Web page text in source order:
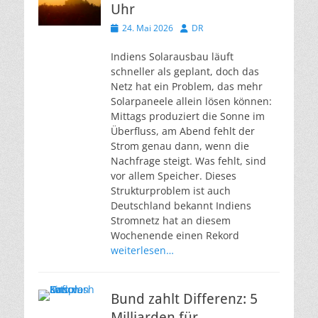
Uhr
Veröffentlicht
24. Mai 2026 Autor
DR
Indiens Solarausbau läuft
schneller als geplant, doch das
Netz hat ein Problem, das mehr
Solarpaneele allein lösen können:
Mittags produziert die Sonne im
Überfluss, am Abend fehlt der
Strom genau dann, wenn die
Nachfrage steigt. Was fehlt, sind
vor allem Speicher. Dieses
Strukturproblem ist auch
Deutschland bekannt Indiens
Stromnetz hat an diesem
Wochenende einen Rekord
weiterlesen…
Bund zahlt Differenz: 5